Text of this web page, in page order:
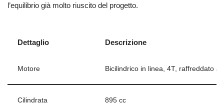
l’equilibrio già molto riuscito del progetto.
Dettaglio Descrizione
Motore Bicilindrico in linea, 4T, raffreddato a
Cilindrata 895 cc